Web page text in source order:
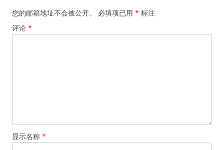
您的邮箱地址不会被公开。 必填项已用 * 标注
评论 *
显示名称 *